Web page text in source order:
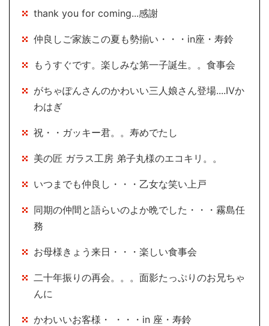
thank you for coming...感謝
仲良しご家族この夏も勢揃い・・・in座・寿鈴
もうすぐです。楽しみな第一子誕生。。食事会
がちゃぽんさんのかわいい三人娘さん登場....Ⅳか
わはぎ
祝・・ガッキー君。。寿めでたし
美の匠 ガラス工房 弟子丸様のエコキリ。。
いつまでも仲良し・・・乙女な笑い上戸
同期の仲間と語らいのよか晩でした・・・霧島任
務
お母様きょう来日・・・楽しい食事会
二十年振りの再会。。。面影たっぷりのお兄ちゃ
んに
かわいいお客様・ ・・・in 座・寿鈴